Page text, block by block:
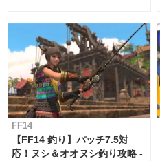
FF14
【FF14 釣り】パッチ7.5対
応！ヌシ＆オオヌシ釣り攻略 -